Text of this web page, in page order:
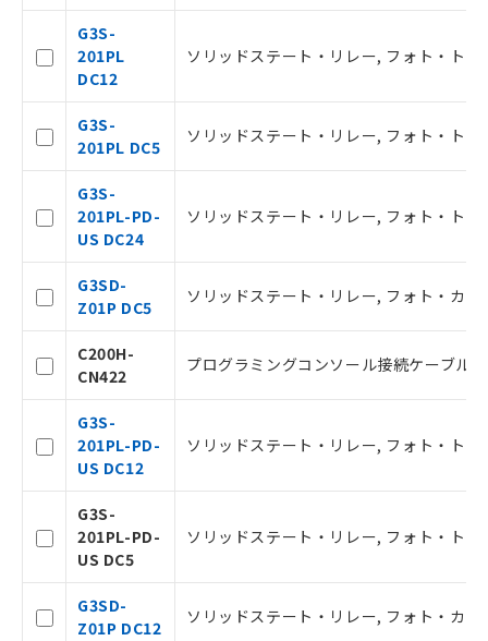
G3S-
201PL
DC12
ソリッドステート・リレー, フォト・ト
G3S-
201PL DC5
ソリッドステート・リレー, フォト・ト
G3S-
201PL-PD-
US DC24
ソリッドステート・リレー, フォト・ト
G3SD-
Z01P DC5
ソリッドステート・リレー, フォト・カ
C200H-
CN422
プログラミングコンソール接続ケーブル,
G3S-
201PL-PD-
US DC12
ソリッドステート・リレー, フォト・ト
G3S-
201PL-PD-
US DC5
ソリッドステート・リレー, フォト・ト
G3SD-
Z01P DC12
ソリッドステート・リレー, フォト・カ
号
○
△ 一定数には満たないが在庫あり
たはお客様担当のオムロン制御
空
白
受注生産機種、また在庫状況の
覧された時点での実際の在庫および標
了承ください。
様のお取引先、またはお客様担当のオ
ムロン制御機器販売店・当社販売員に
ご相談ください。
オムロン制御機器販売店や当社販売拠
ください。
在庫状況および標準価格結果を当社の
事前の承諾なく第三者に漏洩または開
示しないようお願いします。
マイパーツ機能（部品リスト作成サー
ビス）をご利用いただくには、I-Web
メンバーズにご登録されている必要が
お客様が当ウェブサイト上で当社にご
および当社の共同利用者が、当社の製
品・サービスに関するお客様との取
引・商談に必要な範囲で利用すること
※当社の共同利用者とは、 "個人情報
の共同利用に関して"
用者の範囲」に記載されている法人を
指します。